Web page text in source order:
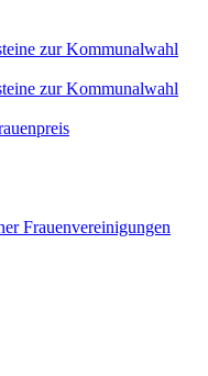
zur Kommunalwahl
zur Kommunalwahl
Frauenvereinigungen